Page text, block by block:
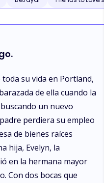
de su familia, disfrutando
su vida en Portland,
de ella cuando la
un nuevo
perdiera su empleo
de bienes raíces
hija, Evelyn, la
en la hermana mayor
Con dos bocas que